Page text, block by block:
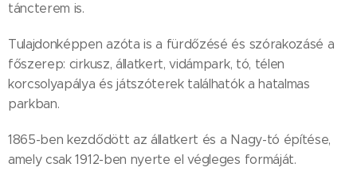
táncterem is.
Tulajdonképpen azóta is a fürdőzésé és szórakozásé a
főszerep: cirkusz, állatkert, vidámpark, tó, télen
korcsolyapálya és játszóterek találhatók a hatalmas
parkban.
1865-ben kezdődött az állatkert és a Nagy-tó építése,
amely csak 1912-ben nyerte el végleges formáját.